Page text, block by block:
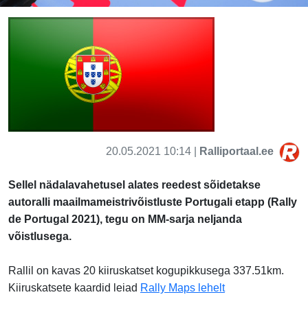
20.05.2021 10:14 | Ralliportaal.ee
Sellel nädalavahetusel alates reedest sõidetakse
autoralli maailmameistrivõistluste Portugali etapp (Rally
de Portugal 2021), tegu on MM-sarja neljanda
võistlusega.
Rallil on kavas 20 kiiruskatset kogupikkusega 337.51km.
Kiiruskatsete kaardid leiad Rally Maps lehelt